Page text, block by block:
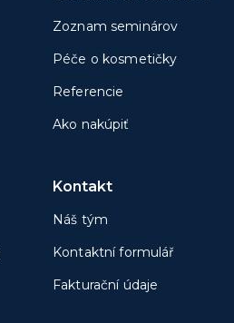
Zoznam seminárov
Péče o kosmetičky
Referencie
Ako nakúpiť
Kontakt
Náš tým
Kontaktní formulář
Fakturační údaje